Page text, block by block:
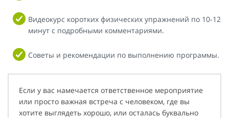
Видеокурс коротких физических упражнений по 10-12
минут с подробными комментариями.
Советы и рекомендации по выполнению программы.
Если у вас намечается ответственное мероприятие
или просто важная встреча с человеком, где вы
хотите выглядеть хорошо, или осталась буквально